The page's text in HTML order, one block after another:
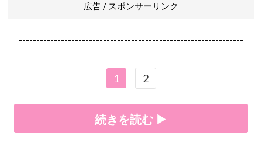
広告 / スポンサーリンク
----------------------------------------------------------------
1 2
続きを読む ▶